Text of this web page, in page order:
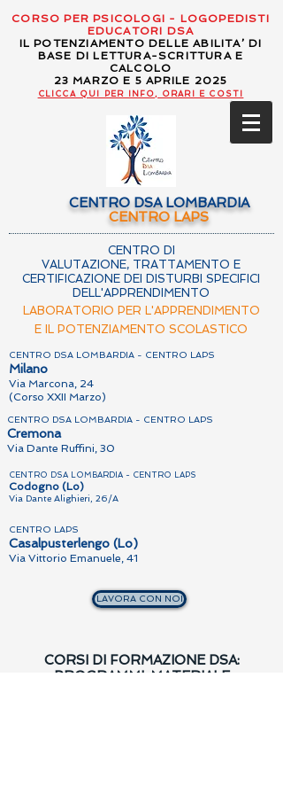
CORSO PER PSICOLOGI - LOGOPEDISTI
EDUCATORI DSA
IL POTENZIAMENTO DELLE ABILITA’ DI
BASE DI LETTURA-SCRITTURA E
CALCOLO
23 MARZO E 5 APRILE 2025
CLICCA QUI PER INFO, ORARI E COSTI
CENTRO DSA LOMBARDIA
CENTRO LAPS
CENTRO DI
VALUTAZIONE, TRATTAMENTO E
CERTIFICAZIONE DEI DISTURBI SPECIFICI
DELL'APPRENDIMENTO
LABORATORIO PER L'APPRENDIMENTO
E IL POTENZIAMENTO SCOLASTICO
CENTRO DSA LOMBARDIA - CENTRO LAPS
Milano
Via Marcona, 24
(Corso XXII Marzo)
CENTRO DSA LOMBARDIA - CENTRO LAPS
Cremona
Via Dante Ruffini, 30
CENTRO DSA LOMBARDIA - CENTRO LAPS
Codogno (Lo)
Via Dante Alighieri, 26/A
CENTRO LAPS
Casalpusterlengo (Lo)
Via Vittorio Emanuele, 41
LAVORA CON NOI
CORSI DI FORMAZIONE DSA:
PROGRAMMI, MATERIALE